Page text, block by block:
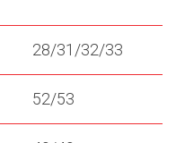
28/31/32/33
52/53